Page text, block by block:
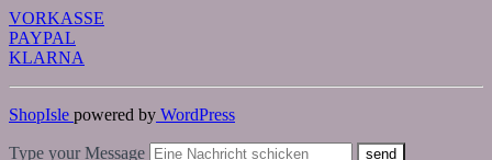
VORKASSE
PAYPAL
KLARNA
ShopIsle powered by WordPress
Type your Message send